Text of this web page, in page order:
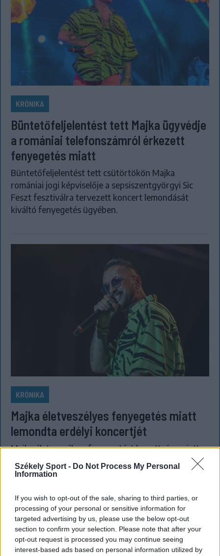
Székely Sport - Do Not Process My Personal
Information
If you wish to opt-out of the sale, sharing to third parties, or
processing of your personal or sensitive information for
targeted advertising by us, please use the below opt-out
section to confirm your selection. Please note that after your
opt-out request is processed you may continue seeing
interest-based ads based on personal information utilized by
KRÓNIKA
Büntetőfeljelentést tett Majka ügyvédje
a romániai telefonszámról érkezett
fenyegetés miatt
Büntetőfeljelentést tett csütörtökön Majka
romániai jogi képviselője a sepsiszentgyörgyi Sic
Feszt fesztiválra tervezett koncert lemondását
kiváltó fenyegetés ügyében.
KRÓNIKA
Majka életveszélyes fenyegetés miatt
lemondta erdélyi koncertjét
Majka életveszélyes fenyegetést kapott, és emiatt
lemondta a sepsiszentgyörgyi SIC Fesztre tervezett
koncertjét. Majka ezt szerdán a Facebook-oldalán